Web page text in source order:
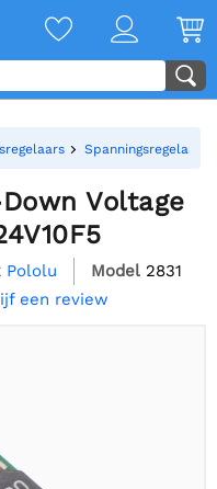
Spanningsregelaar
Voltage
Pololu Model 2831
een review